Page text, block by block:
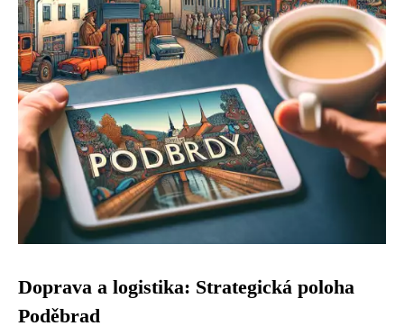
Doprava a logistika: Strategická poloha
Poděbrad